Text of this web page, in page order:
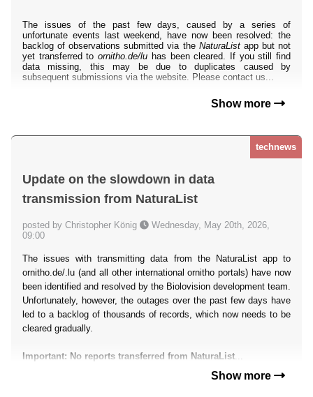
The issues of the past few days, caused by a series of
unfortunate events last weekend, have now been resolved: the
backlog of observations submitted via the NaturaList app but not
yet transferred toornitho.de/lu has been cleared. If you still find
data missing, this may be due to duplicates caused by
subsequent submissions via the website. Please contact us...
Show more
technews
Update on the slowdown in data
transmission from NaturaList
posted by Christopher König
Wednesday, May 20th, 2026,
09:00
The issues with transmitting data from the NaturaList app to
ornitho.de/.lu (and all other international ornitho portals) have now
been identified and resolved by the Biolovision development team.
Unfortunately, however, the outages over the past few days have
led to a backlog of thousands of records, which now needs to be
cleared gradually.
Important: No reports transferred from NaturaList...
Show more